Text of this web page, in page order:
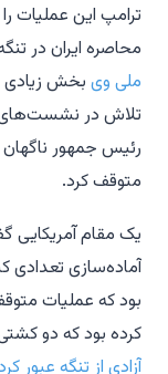
ترامپ این عملیات
محاصره ایران در
ملی وی بخش زیادی
تلاش در نشست‌های
متوقف کرد.
یک مقام آمریکایی
آماده‌سازی تعدادی
بود که عملیات
کرده بود که دو
آزادی از تنگه عبور